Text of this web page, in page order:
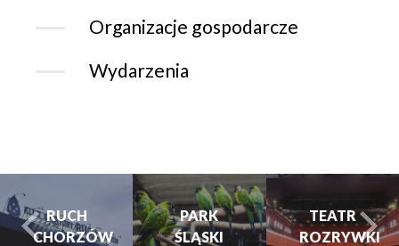
Organizacje gospodarcze
Wydarzenia
RUCH
CHORZÓW
PARK
ŚLĄSKI
TEATR
ROZRYWKI